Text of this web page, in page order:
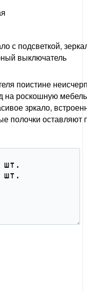
с подсветкой,
выключатель
поистине
на роскошную
зркало,
полочки оставляют